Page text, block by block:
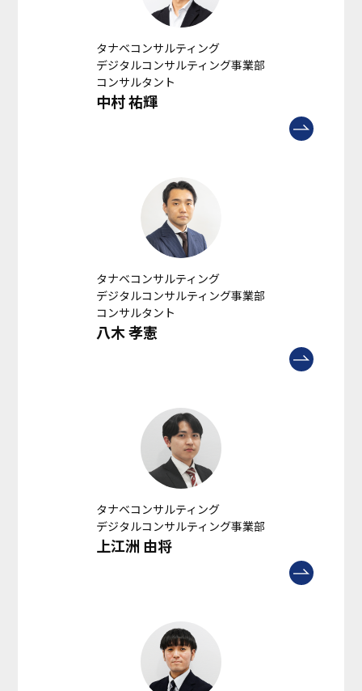
タナベコンサルティング
デジタルコンサルティング事業部
コンサルタント
中村 祐輝
タナベコンサルティング
デジタルコンサルティング事業部
コンサルタント
八木 孝憲
タナベコンサルティング
デジタルコンサルティング事業部
上江洲 由将